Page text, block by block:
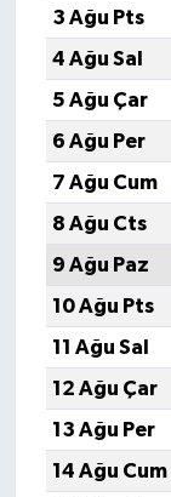
3 Ağu Pts
4 Ağu Sal
5 Ağu Çar
6 Ağu Per
7 Ağu Cum
8 Ağu Cts
9 Ağu Paz
10 Ağu Pts
11 Ağu Sal
12 Ağu Çar
13 Ağu Per
14 Ağu Cum